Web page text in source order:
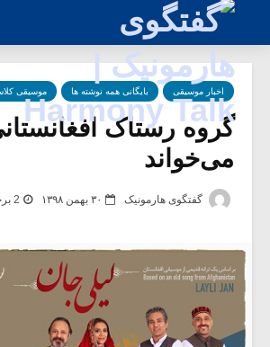
اخبار موسیقی بایگانی همه نوشته ها موسیقی
گروه رستاک
می‌خواند
گفتگوی هارمونیک ۳۰ بهمن ۱۳۹۸ 2 برچسب -